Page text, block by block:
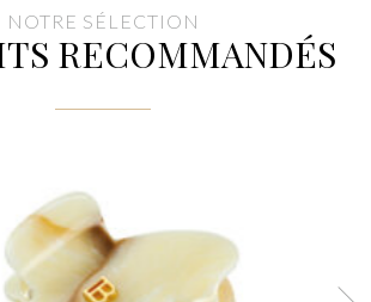
NOTRE SÉLECTION
RECOMMANDÉS